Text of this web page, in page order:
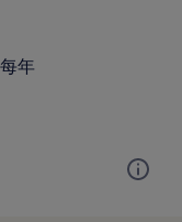
年